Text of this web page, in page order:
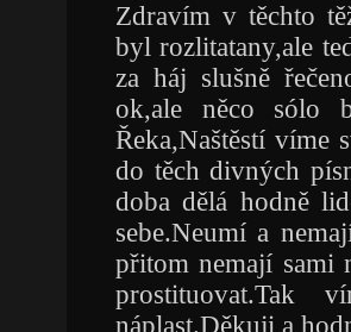
Zdravím v těchto
byl rozlitatany,ale
za háj slušně
ok,ale něco sólo
Řeka,Naštěstí víme
do těch divných
doba dělá hodně
sebe.Neumí a
přitom nemají sami
prostituovat.Tak
náplast.Děkuji a